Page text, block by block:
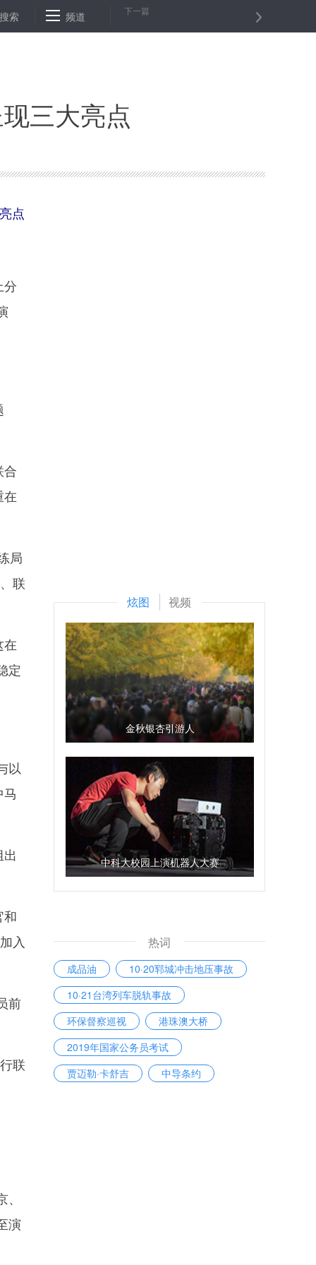
人工林大会将首次在我国举办 两部门联合开展城市黑臭水体整治
搜索 频道 下一篇
三大亮点
点
在
局
联
定
以
入
前
联
演
炫图 视频
金秋银杏引游人
中科大校园上演机器人大赛
热词
成品油
10·20郓城冲击地压事故
10·21台湾列车脱轨事故
环保督察巡视
港珠澳大桥
2019年国家公务员考试
贾迈勒·卡舒吉
中导条约